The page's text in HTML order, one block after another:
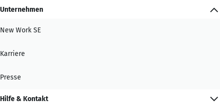
Unternehmen
New Work SE
Karriere
Presse
Hilfe & Kontakt